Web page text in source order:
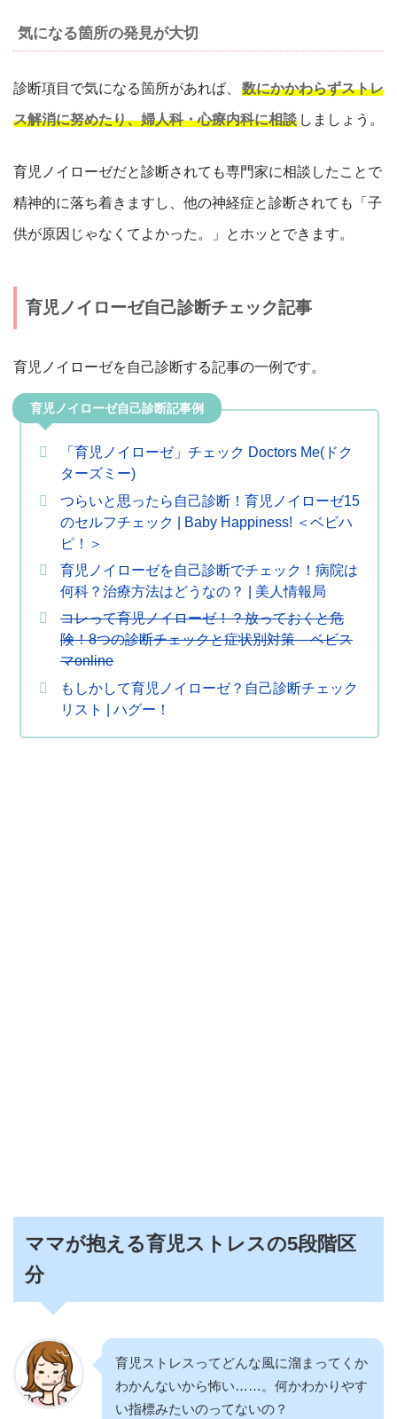
気になる箇所の発見が大切
診断項目で気になる箇所があれば、 数にかかわらずストレ
ス解消に努めたり、婦人科・心療内科に相談 しましょう。
育児ノイローゼだと診断されても専門家に相談したことで
精神的に落ち着きますし、他の神経症と診断されても「子
供が原因じゃなくてよかった。」とホッとできます。
育児ノイローゼ自己診断チェック記事
育児ノイローゼを自己診断する記事の一例です。
育児ノイローゼ自己診断記事例
「育児ノイローゼ」チェック Doctors Me(ドク
ターズミー)
つらいと思ったら自己診断！育児ノイローゼ15
のセルフチェック | Baby Happiness! ＜ベビハ
ピ！＞
育児ノイローゼを自己診断でチェック！病院は
何科？治療方法はどうなの？ | 美人情報局
コレって育児ノイローゼ！？放っておくと危
険！8つの診断チェックと症状別対策 – ベビス
マonline
もしかして育児ノイローゼ？自己診断チェック
リスト | ハグー！
ママが抱える育児ストレスの5段階区
分
育児ストレスってどんな風に溜まってくか
わかんないから怖い……。何かわかりやす
い指標みたいのってないの？